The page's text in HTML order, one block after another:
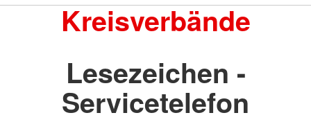
Kreisverbände
Lesezeichen -
Servicetelefon